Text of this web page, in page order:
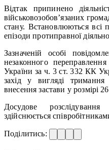
Відтак припинено
військовозобов’язаних
стану. Встановлюються всі
епізоди протиправної
Зазначеній особі
незаконного
України за ч. 3 ст. 332 КК
захід у вигляді
внесення застави у розмірі
Досудове
здійснюється
Поділитись: